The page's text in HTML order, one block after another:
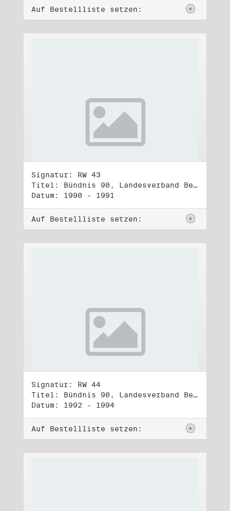
Auf Bestellliste setzen:
Signatur: RW 43
Titel: Bündnis 90, Landesverband Berlin (1)
Datum: 1990 - 1991
Auf Bestellliste setzen:
Signatur: RW 44
Titel: Bündnis 90, Landesverband Berlin (2)
Datum: 1992 - 1994
Auf Bestellliste setzen: